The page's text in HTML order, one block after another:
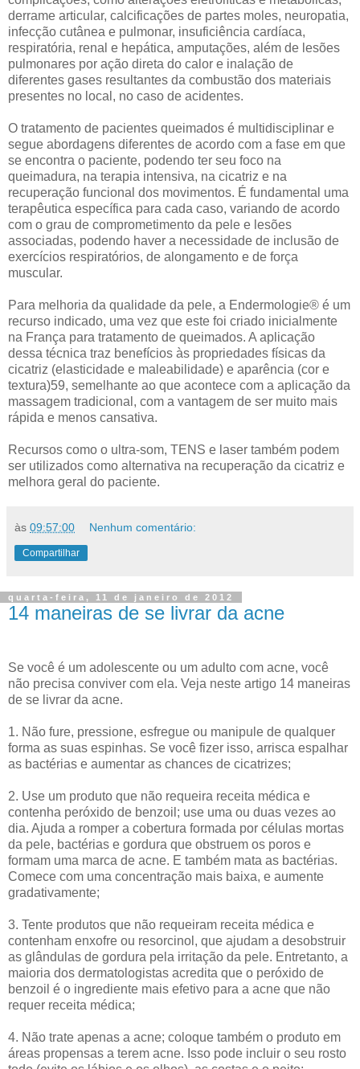
derrame articular, calcificações de partes moles, neuropatia,
infecção cutânea e pulmonar, insuficiência cardíaca,
respiratória, renal e hepática, amputações, além de lesões
pulmonares por ação direta do calor e inalação de
diferentes gases resultantes da combustão dos materiais
presentes no local, no caso de acidentes.
O tratamento de pacientes queimados é multidisciplinar e
segue abordagens diferentes de acordo com a fase em que
se encontra o paciente, podendo ter seu foco na
queimadura, na terapia intensiva, na cicatriz e na
recuperação funcional dos movimentos. É fundamental uma
terapêutica específica para cada caso, variando de acordo
com o grau de comprometimento da pele e lesões
associadas, podendo haver a necessidade de inclusão de
exercícios respiratórios, de alongamento e de força
muscular.
Para melhoria da qualidade da pele, a Endermologie® é um
recurso indicado, uma vez que este foi criado inicialmente
na França para tratamento de queimados. A aplicação
dessa técnica traz benefícios às propriedades físicas da
cicatriz (elasticidade e maleabilidade) e aparência (cor e
textura)59, semelhante ao que acontece com a aplicação da
massagem tradicional, com a vantagem de ser muito mais
rápida e menos cansativa.
Recursos como o ultra-som, TENS e laser também podem
ser utilizados como alternativa na recuperação da cicatriz e
melhora geral do paciente.
às 09:57:00 Nenhum comentário:
Compartilhar
quarta-feira, 11 de janeiro de 2012
14 maneiras de se livrar da acne
­Se você é um adolescente ou um adulto com acne, você
não precisa conviver com ela. Veja neste artigo 14 maneiras
de se livrar da acne.
1. Não fure, pressione, esfregue ou manipule de qualquer
forma as suas espinhas. Se você fizer isso, arrisca espalhar
as bactérias e aumentar as chances de cicatrizes;
2. Use um produto que não requeira receita médica e
contenha peróxido de benzoil; use uma ou duas vezes ao
dia. Ajuda a romper a cobertura formada por células mortas
da pele, bactérias e gordura que obstruem os poros e
formam uma marca de acne. E também mata as bactérias.
Comece com uma concentração mais baixa, e aumente
gradativamente;
3. Tente produtos que não requeiram receita médica e
contenham enxofre ou resorcinol, que ajudam a desobstruir
as glândulas de gordura pela irritação da pele. Entretanto, a
maioria dos dermatologistas acredita que o peróxido de
benzoil é o ingrediente mais efetivo para a acne que não
requer receita médica;
4. Não trate apenas a acne; coloque também o produto em
áreas propensas a terem acne. Isso pode incluir o seu rosto